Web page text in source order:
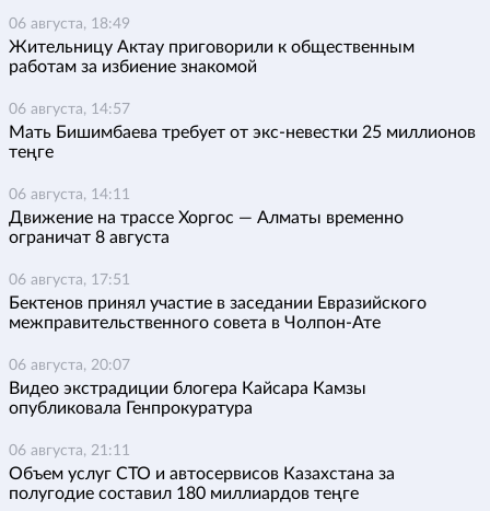
06 августа, 18:49
Жительницу Актау приговорили к общественным
работам за избиение знакомой
06 августа, 14:57
Мать Бишимбаева требует от экс-невестки 25 миллионов
теңге
06 августа, 14:11
Движение на трассе Хоргос — Алматы временно
ограничат 8 августа
06 августа, 17:51
Бектенов принял участие в заседании Евразийского
межправительственного совета в Чолпон-Ате
06 августа, 20:07
Видео экстрадиции блогера Кайсара Камзы
опубликовала Генпрокуратура
06 августа, 21:11
Объем услуг СТО и автосервисов Казахстана за
полугодие составил 180 миллиардов теңге